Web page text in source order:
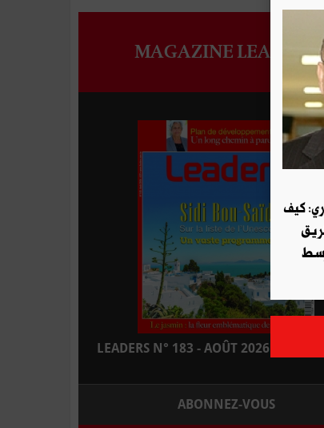
MAGAZINE LEADERS
LEADERS N° 183 - AOÛT 2026 : EN
ABONNEZ-VOUS
كيف